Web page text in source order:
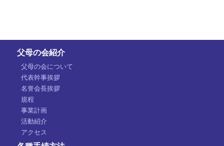
父母の会紹介
父母の会について
代表幹事挨拶
名誉会長挨拶
規程
事業計画
活動紹介
アクセス